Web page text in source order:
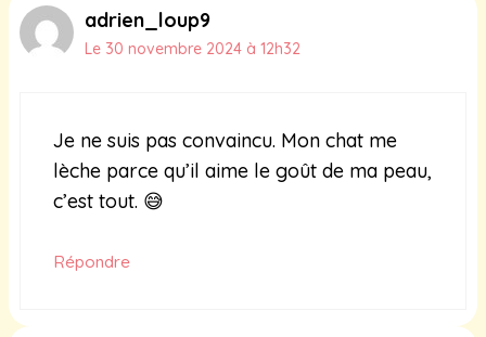
adrien_loup9
Le 30 novembre 2024 à 12h32
Je ne suis pas convaincu. Mon chat me
lèche parce qu’il aime le goût de ma peau,
c’est tout. 😅
Répondre